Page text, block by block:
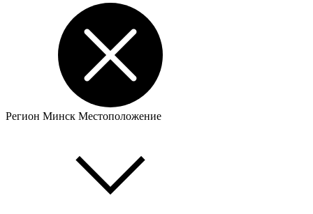
Регион Минск Местоположение